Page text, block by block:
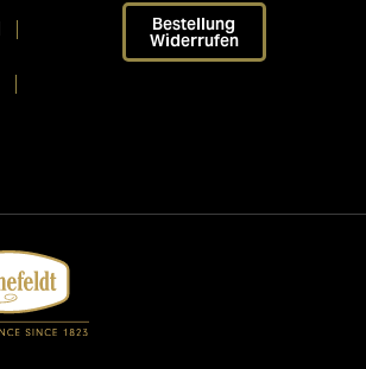
Bestellung
Widerrufen